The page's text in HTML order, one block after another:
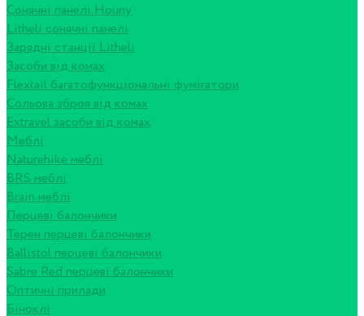
Сонячні панелі Houny
Litheli сонячні панелі
Зарядні станції Litheli
Засоби від комах
Flextail багатофункціональні фумігатори
Сольова зброя від комах
Extravel засоби від комах
Меблі
Naturehike меблі
BRS меблі
Brain меблі
Перцеві балончики
Терен перцеві балончики
Ballistol перцеві балончики
Sabre Red перцеві балончики
Оптичні прилади
Біноклі